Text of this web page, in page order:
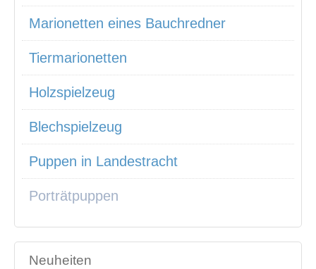
Marionetten eines Bauchredner
Tiermarionetten
Holzspielzeug
Blechspielzeug
Puppen in Landestracht
Porträtpuppen
Neuheiten